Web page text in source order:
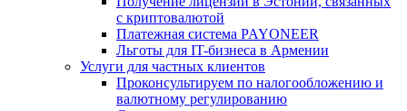
с криптовалютой
Платежная система PAYONEER
Льготы для IT-бизнеса в Армении
Услуги для частных клиентов
Проконсультируем по налогообложению и
валютному регулированию